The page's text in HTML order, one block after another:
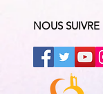
NOUS SUIVRE